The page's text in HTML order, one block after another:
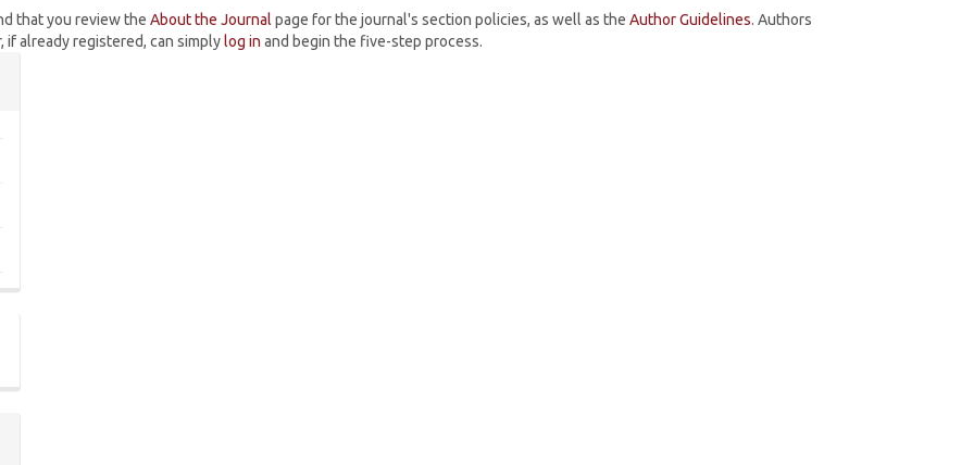
that you review the About the Journal page for the journal's section policies, as well as the Author Guidelines. Authors
already registered, can simply log in and begin the five-step process.